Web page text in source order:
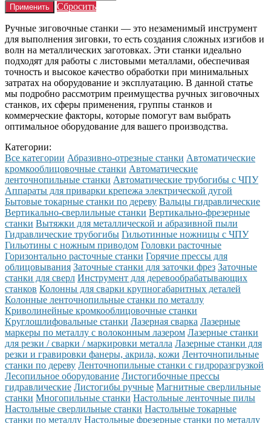
Сбросить
Ручные зиговочные станки — это незаменимый инструмент
для выполнения зиговки, то есть создания сложных изгибов и
волн на металлических заготовках. Эти станки идеально
подходят для работы с листовыми металлами, обеспечивая
точность и высокое качество обработки при минимальных
затратах на оборудование и эксплуатацию. В данной статье
мы подробно рассмотрим преимущества ручных зиговочных
станков, их сферы применения, группы станков и
коммерческие факторы, которые помогут вам выбрать
оптимальное оборудование для вашего производства.
Категории:
Все категории Абразивно-отрезные станки Автоматические
кромкооблицовочные станки Автоматические
ленточнопильные станки Автоматические трубогибы с ЧПУ
Аппараты для приварки крепежа электрической дугой
Бытовые токарные станки по дереву Вальцы гидравлические
Вертикально-сверлильные станки Вертикально-фрезерные
станки Вытяжки для металлической и абразивной пыли
Гидравлические трубогибы Гильотинные ножницы с ЧПУ
Гильотины с ножным приводом Головки расточные
Горизонтально расточные станки Горячие прессы для
облицовывания Заточные станки для заточки фрез Заточные
станки для сверл Инструмент для деревообрабатывающих
станков Колонны для сварки крупногабаритных деталей
Колонные ленточнопильные станки по металлу
Криволинейные кромкооблицовочные станки
Круглошлифовальные станки Лазерная сварка Лазерные
маркеры по металлу с волоконным лазером Лазерные станки
для резки / сварки / маркировки металла Лазерные станки для
резки и гравировки фанеры, акрила, кожи Ленточнопильные
станки по дереву Ленточнопильные станки с гидроразгрузкой
Лесопильное оборудование Листогибочные прессы
гидравлические Листогибы ручные Магнитные сверлильные
станки Многопильные станки Настольные ленточные пилы
Настольные сверлильные станки Настольные токарные
станки по металлу Настольные фрезерные станки по металлу